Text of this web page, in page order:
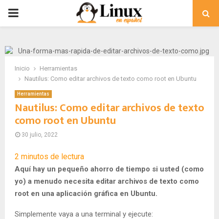
PRIMARY
Inicio
Herramientas
Nautilus: Como editar archivos de texto como root en Ubuntu
Herramientas
Nautilus: Como editar archivos de texto
como root en Ubuntu
30 julio, 2022
2 minutos de lectura
Aquí hay un pequeño ahorro de tiempo si usted (como
yo) a menudo necesita editar archivos de texto como
root en una aplicación gráfica en Ubuntu.
Simplemente vaya a una terminal y ejecute: